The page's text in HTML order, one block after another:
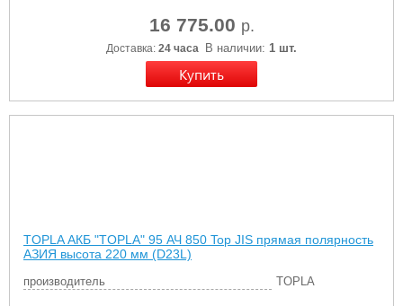
16 775.00 р.
Доставка: 24 часа В наличии: 1 шт.
TOPLA АКБ "TOPLA" 95 АЧ 850 Top JIS прямая полярность
АЗИЯ высота 220 мм (D23L)
производитель TOPLA